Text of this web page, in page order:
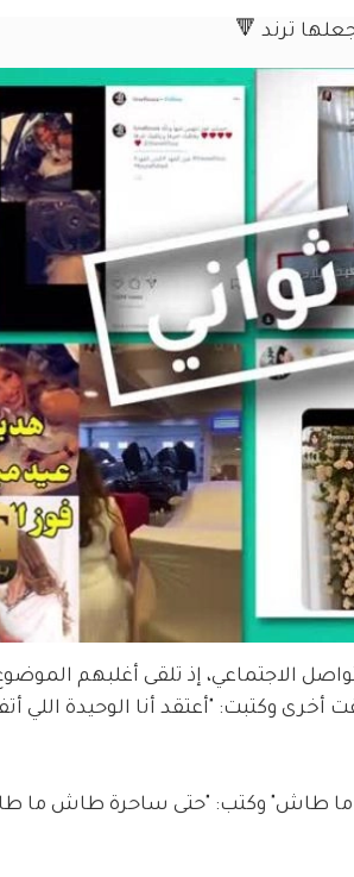
الاجتماعي، إذ تلقى أغلبهم
وكتبت: "أعتقد أنا الوحيدة اللي
ما طاش" وكتب: "حتى ساحرة طاش ما